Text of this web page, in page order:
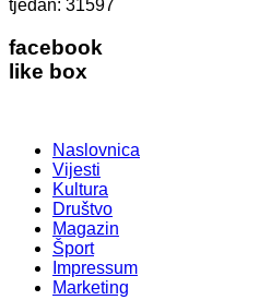
tjedan: 31597
facebook
like box
Naslovnica
Vijesti
Kultura
Društvo
Magazin
Šport
Impressum
Marketing